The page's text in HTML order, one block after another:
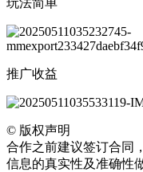
推广收益
© 版权声明
合作之前建议签订合同
信息的真实性及准确性